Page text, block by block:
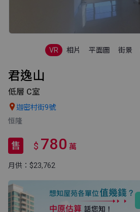
VR 相片 平面圖 街景
君逸山
低層 C室
 迦密村街9號
恒隆
售 $ 780 萬
月供：$23,762